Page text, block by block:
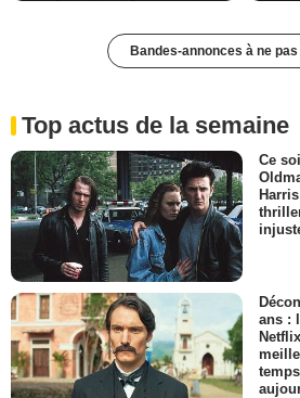
Bandes-annonces à ne
Top actus de la semaine
Ce
ans :